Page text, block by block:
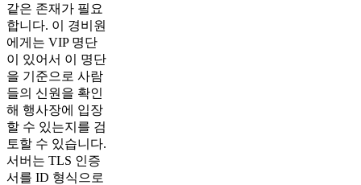
같은 존재가 필요
합니다. 이 경비원
에게는 VIP 명단
이 있어서 이 명단
을 기준으로 사람
들의 신원을 확인
해 행사장에 입장
할 수 있는지를 검
토할 수 있습니다.
서버는 TLS 인증
서를 ID 형식으로